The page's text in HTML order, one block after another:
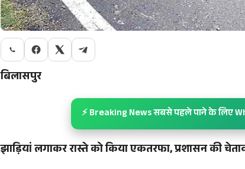
बिलासपुर
⚡ Breaking News सबसे पहले पाने के लिए
झाड़ियां लगाकर रास्ते को किया एकतरफा, प्रशासन की